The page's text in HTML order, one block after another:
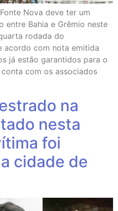
Nova deve ter um
entre Bahia e Grêmio neste
rodada do
acordo com nota emitida
já estão garantidos para o
com os associados
na
nesta
foi
cidade de